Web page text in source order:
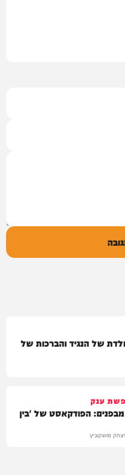
של הנגיד והברכות של
ענק
הצצה לכלא 10 מבפנים: הפודקאסט של 'בין
מושקוביץ